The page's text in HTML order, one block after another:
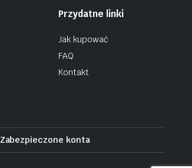
Przydatne linki
Jak kupować
FAQ
Kontakt
Zabezpieczone konta